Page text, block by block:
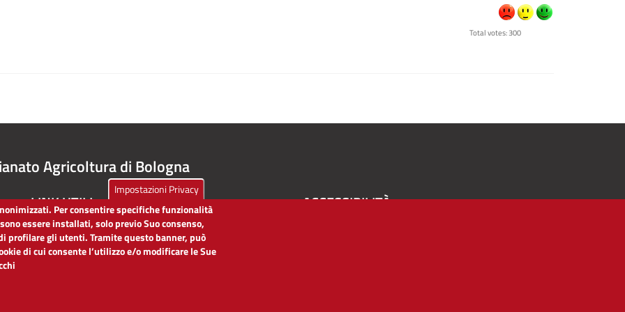
Total votes: 300
Agricoltura di Bologna
LINK UTILI
Dichiarazione di accessibilità
Obiettivi di accessibilità
ACCESSIBILITÀ
Impostazioni Privacy
Per consentire specifiche funzionalità
essere installati, solo previo Suo consenso,
profilare gli utenti. Tramite questo banner, può
di cui consente l’utilizzo e/o modificare le Sue